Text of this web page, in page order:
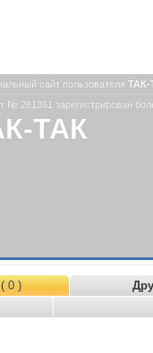
сайт пользователя
№ 281361 зарегистрирован
ТАК
( 0 )